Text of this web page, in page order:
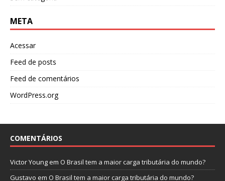
META
Acessar
Feed de posts
Feed de comentários
WordPress.org
COMENTÁRIOS
Victor Youngem O Brasil tem a maior carga tributária do mundo?
Gustavo em O Brasil tem a maior carga tributária do mundo?